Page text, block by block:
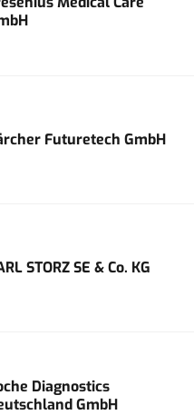
Futuretech GmbH
STORZ SE & Co. KG
Diagnostics
GmbH